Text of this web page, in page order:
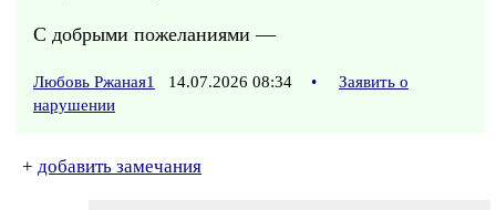
С добрыми пожеланиями —
Любовь Ржаная1 14.07.2026 08:34 •
Заявить о
нарушении
+ добавить замечания